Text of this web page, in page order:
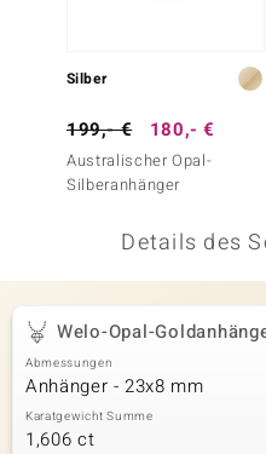
BY DE MELO
Silber
199,- € 180,- €
Australischer Opal-
Silberanhänger
Details des
Welo-Opal-
Abmessungen
Anhänger - 23x8 mm
Karatgewicht Summe
1,606 ct